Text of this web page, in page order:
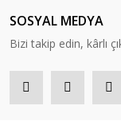
SOSYAL MEDYA
Bizi takip edin, kârlı